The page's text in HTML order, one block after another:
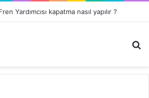
Yardımcısı kapatma nasıl yapılır ?